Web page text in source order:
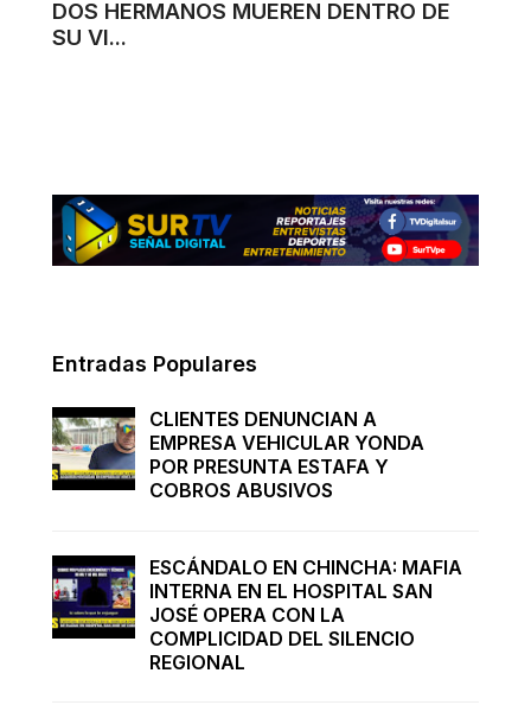
DOS HERMANOS MUEREN DENTRO DE
SU VI...
Entradas Populares
CLIENTES DENUNCIAN A
EMPRESA VEHICULAR YONDA
POR PRESUNTA ESTAFA Y
COBROS ABUSIVOS
ESCÁNDALO EN CHINCHA: MAFIA
INTERNA EN EL HOSPITAL SAN
JOSÉ OPERA CON LA
COMPLICIDAD DEL SILENCIO
REGIONAL